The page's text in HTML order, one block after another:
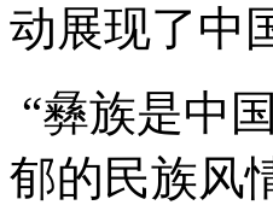
动展现了中
“彝族是中
郁的民族风